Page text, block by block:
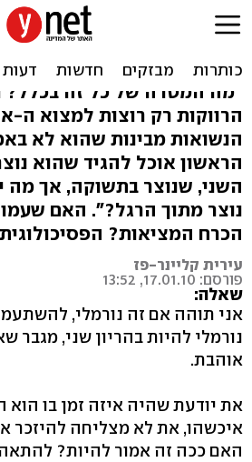
"זה נורמלי
את האהבה?"
"מה המטרה של כל זה בכלל?
הרווקות רק רוצות למצוא ה-
הנשואות מבינות שהוא לא
הראשון אוכל להגיד שהוא
השני, שנוצר בתשוקה, אך מה
נוצר מתוך הרגל?". האם
הכרח המציאות?
עירית קליינר-פז
פורסם: 17.01.10, 13:52
שאלה:
אני תוהה אם זה נורמלי,
נורמלי להיות בהריון שני,
אוהבת.
את יודעת שהיה איזה זמן בו הוא
איכשהו, את לא מצליחה להיזכר
האם ככה זה אמור להיות?